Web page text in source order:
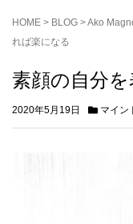
HOME > BLOG >Ako
れば楽になる
素顔の自分
2020年5月19日 マイン